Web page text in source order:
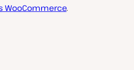
WooCommerce.